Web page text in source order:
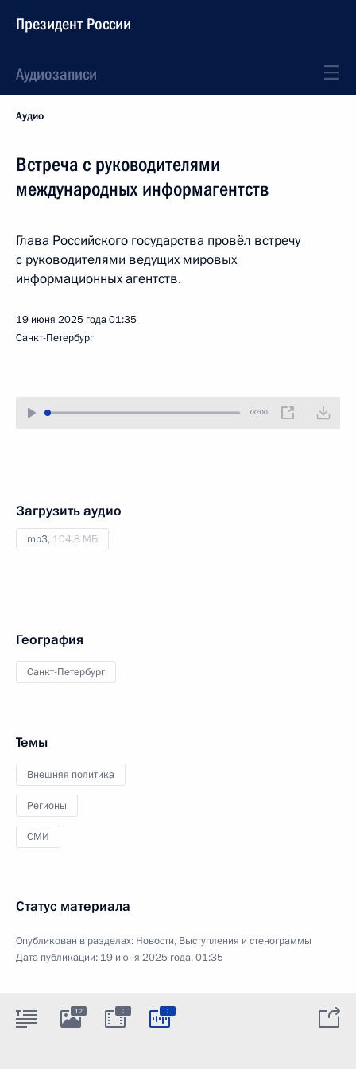
Президент России
Аудиозаписи
Аудио
Встреча с руководителями
международных информагентств
Глава Российского государства провёл встречу
с руководителями ведущих мировых
информационных агентств.
19 июня 2025 года01:35
Санкт-Петербург
00:00
Загрузить аудио
mp3, 104.8 МБ
География
Санкт-Петербург
Темы
Внешняя политика
Регионы
СМИ
Статус материала
Опубликован в разделах: Новости, Выступления и стенограммы
Дата публикации: 19 июня 2025 года, 01:35
12 : :